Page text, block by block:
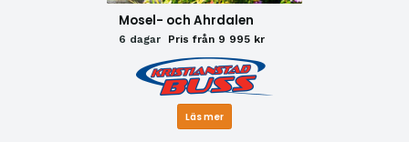
Mosel- och Ahrdalen
6 dagar Pris från 9 995 kr
Läs mer